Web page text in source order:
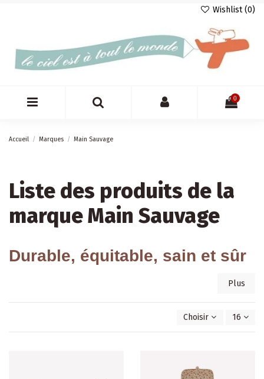
Wishlist (0)
0
Accueil Marques Main Sauvage
Liste des produits de la
marque Main Sauvage
Durable, équitable, sain et sûr
Plus
Choisir 16